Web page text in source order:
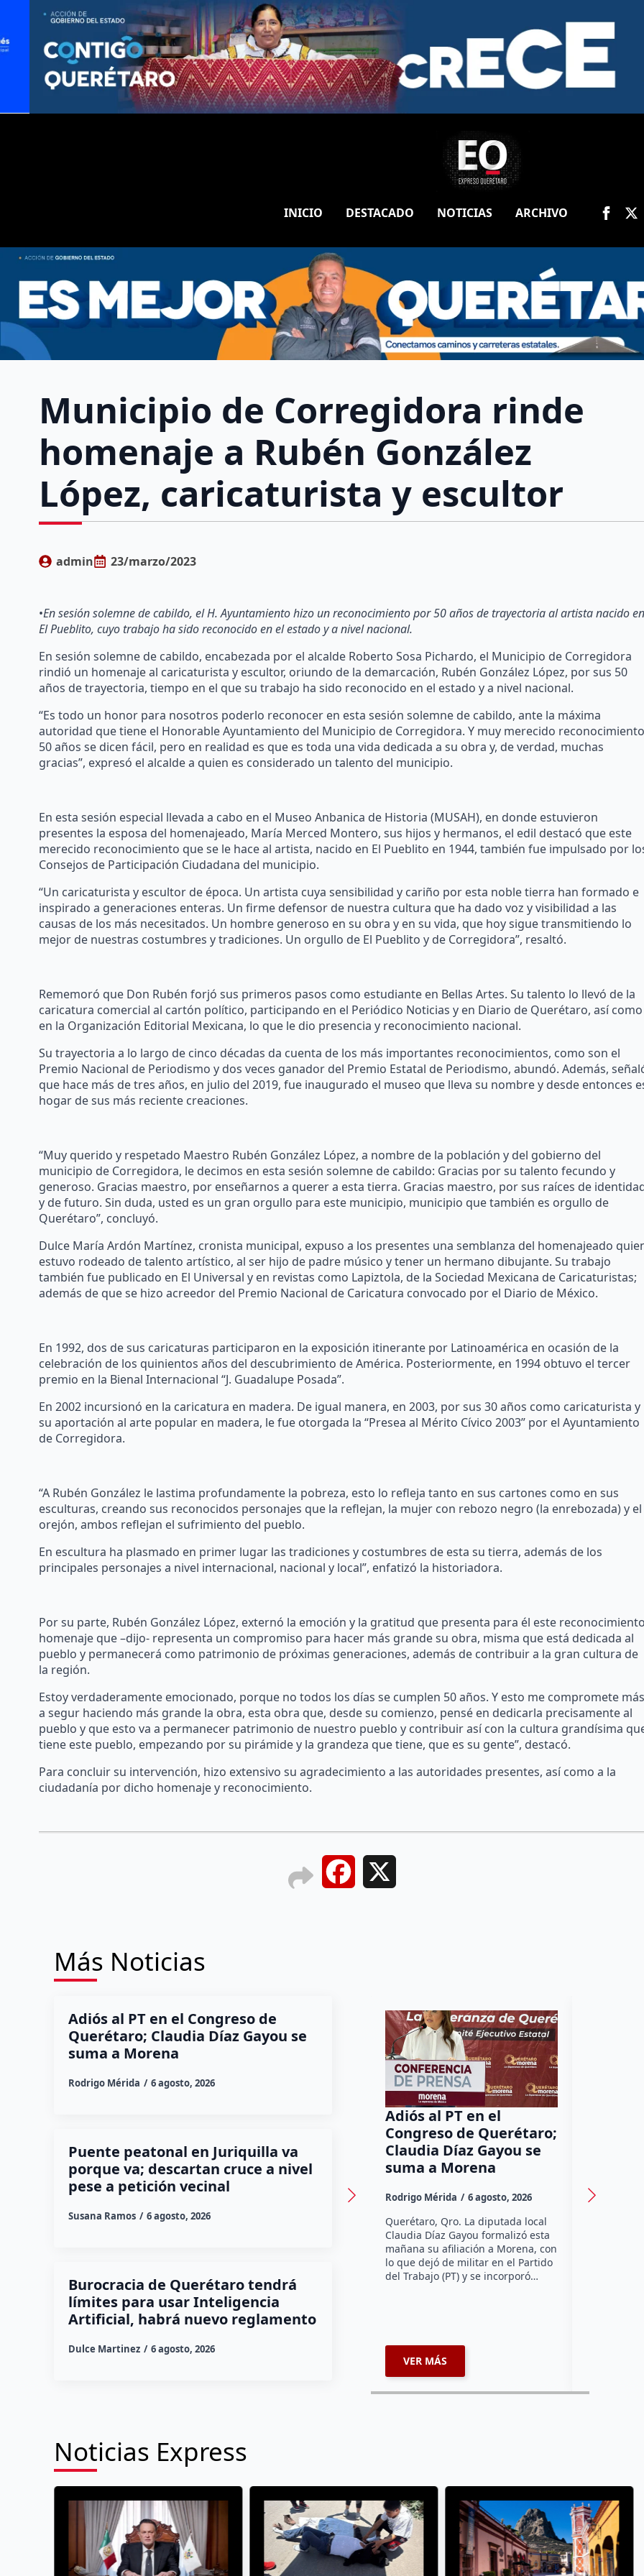
INICIO DESTACADO NOTICIAS ARCHIVO
Municipio de Corregidora rinde
homenaje a Rubén González
López, caricaturista y escultor
admin 23/marzo/2023
•En sesión solemne de cabildo, el H. Ayuntamiento hizo un reconocimiento por 50 años de trayectoria al artista nacido en
El Pueblito, cuyo trabajo ha sido reconocido en el estado y a nivel nacional.
En sesión solemne de cabildo, encabezada por el alcalde Roberto Sosa Pichardo, el Municipio de Corregidora
rindió un homenaje al caricaturista y escultor, oriundo de la demarcación, Rubén González López, por sus 50
años de trayectoria, tiempo en el que su trabajo ha sido reconocido en el estado y a nivel nacional.
“Es todo un honor para nosotros poderlo reconocer en esta sesión solemne de cabildo, ante la máxima
autoridad que tiene el Honorable Ayuntamiento del Municipio de Corregidora. Y muy merecido
50 años se dicen fácil, pero en realidad es que es toda una vida dedicada a su obra y, de verdad, muchas
gracias”, expresó el alcalde a quien es considerado un talento del municipio.
En esta sesión especial llevada a cabo en el Museo Anbanica de Historia (MUSAH), en donde estuvieron
presentes la esposa del homenajeado, María Merced Montero, sus hijos y hermanos, el edil destacó que este
merecido reconocimiento que se le hace al artista, nacido en El Pueblito en 1944, también fue impulsado por
Consejos de Participación Ciudadana del municipio.
“Un caricaturista y escultor de época. Un artista cuya sensibilidad y cariño por esta noble tierra han formado e
inspirado a generaciones enteras. Un firme defensor de nuestra cultura que ha dado voz y visibilidad a las
causas de los más necesitados. Un hombre generoso en su obra y en su vida, que hoy sigue transmitiendo lo
mejor de nuestras costumbres y tradiciones. Un orgullo de El Pueblito y de Corregidora”, resaltó.
Rememoró que Don Rubén forjó sus primeros pasos como estudiante en Bellas Artes. Su talento lo llevó de la
caricatura comercial al cartón político, participando en el Periódico Noticias y en Diario de Querétaro, así como
en la Organización Editorial Mexicana, lo que le dio presencia y reconocimiento nacional.
Su trayectoria a lo largo de cinco décadas da cuenta de los más importantes reconocimientos, como son el
Premio Nacional de Periodismo y dos veces ganador del Premio Estatal de Periodismo, abundó. Además,
que hace más de tres años, en julio del 2019, fue inaugurado el museo que lleva su nombre y desde entonces
hogar de sus más reciente creaciones.
“Muy querido y respetado Maestro Rubén González López, a nombre de la población y del gobierno del
municipio de Corregidora, le decimos en esta sesión solemne de cabildo: Gracias por su talento fecundo y
generoso. Gracias maestro, por enseñarnos a querer a esta tierra. Gracias maestro, por sus raíces de
y de futuro. Sin duda, usted es un gran orgullo para este municipio, municipio que también es orgullo de
Querétaro”, concluyó.
Dulce María Ardón Martínez, cronista municipal, expuso a los presentes una semblanza del homenajeado
estuvo rodeado de talento artístico, al ser hijo de padre músico y tener un hermano dibujante. Su trabajo
también fue publicado en El Universal y en revistas como Lapiztola, de la Sociedad Mexicana de Caricaturistas;
además de que se hizo acreedor del Premio Nacional de Caricatura convocado por el Diario de México.
En 1992, dos de sus caricaturas participaron en la exposición itinerante por Latinoamérica en ocasión de la
celebración de los quinientos años del descubrimiento de América. Posteriormente, en 1994 obtuvo el tercer
premio en la Bienal Internacional “J. Guadalupe Posada”.
En 2002 incursionó en la caricatura en madera. De igual manera, en 2003, por sus 30 años como caricaturista y
su aportación al arte popular en madera, le fue otorgada la “Presea al Mérito Cívico 2003” por el Ayuntamiento
de Corregidora.
“A Rubén González le lastima profundamente la pobreza, esto lo refleja tanto en sus cartones como en sus
esculturas, creando sus reconocidos personajes que la reflejan, la mujer con rebozo negro (la enrebozada) y el
orejón, ambos reflejan el sufrimiento del pueblo.
En escultura ha plasmado en primer lugar las tradiciones y costumbres de esta su tierra, además de los
principales personajes a nivel internacional, nacional y local”, enfatizó la historiadora.
Por su parte, Rubén González López, externó la emoción y la gratitud que presenta para él este
homenaje que –dijo- representa un compromiso para hacer más grande su obra, misma que está dedicada al
pueblo y permanecerá como patrimonio de próximas generaciones, además de contribuir a la gran cultura de
la región.
Estoy verdaderamente emocionado, porque no todos los días se cumplen 50 años. Y esto me compromete más
a segur haciendo más grande la obra, esta obra que, desde su comienzo, pensé en dedicarla precisamente al
pueblo y que esto va a permanecer patrimonio de nuestro pueblo y contribuir así con la cultura grandísima
tiene este pueblo, empezando por su pirámide y la grandeza que tiene, que es su gente”, destacó.
Para concluir su intervención, hizo extensivo su agradecimiento a las autoridades presentes, así como a la
ciudadanía por dicho homenaje y reconocimiento.
Facebook
Más Noticias
Adiós al PT en el Congreso de
Querétaro; Claudia Díaz Gayou se
suma a Morena
Rodrigo Mérida 6 agosto, 2026
Puente peatonal en Juriquilla va
porque va; descartan cruce a nivel
pese a petición vecinal
Susana Ramos 6 agosto, 2026
Burocracia de Querétaro tendrá
límites para usar Inteligencia
Artificial, habrá nuevo reglamento
Dulce Martinez 6 agosto, 2026
Adiós al PT en el
Congreso de Querétaro;
Claudia Díaz Gayou se
suma a Morena
Rodrigo Mérida 6 agosto, 2026
Querétaro, Qro. La diputada local
Claudia Díaz Gayou formalizó esta
mañana su afiliación a Morena, con
lo que dejó de militar en el Partido
del Trabajo (PT) y se incorporó…
VER MÁS
Susana
Noticias Express